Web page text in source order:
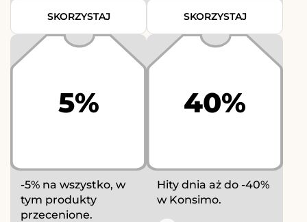
SKORZYSTAJ SKORZYSTAJ
5%
-5% na wszystko, w
tym produkty
przecenione.
40%
Hity dnia aż do -40%
w Konsimo.